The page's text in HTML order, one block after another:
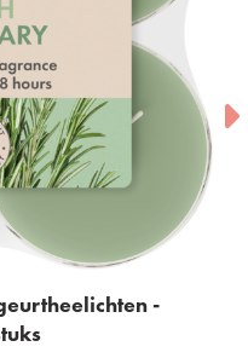
Bolsius True